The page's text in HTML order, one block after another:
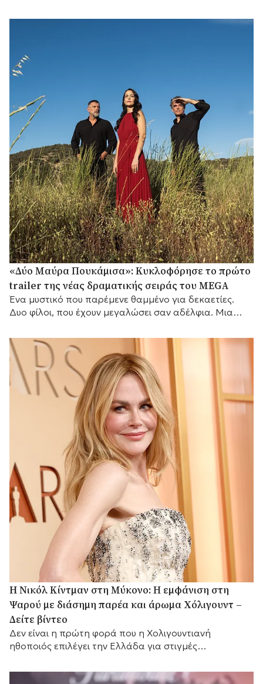
«Δύο Μαύρα Πουκάμισα»: Κυκλοφόρησε το πρώτο
trailer της νέας δραματικής σειράς του MEGA
Ένα μυστικό που παρέμενε θαμμένο για δεκαετίες.
Δυο φίλοι, που έχουν μεγαλώσει σαν αδέλφια. Μια
H Νικόλ Κίντμαν στη Μύκονο: Η εμφάνιση στη
Ψαρού με διάσημη παρέα και άρωμα Χόλιγουντ –
Δείτε βίντεο
Δεν είναι η πρώτη φορά που η Χολιγουντιανή
ηθοποιός επιλέγει την Ελλάδα για στιγμές